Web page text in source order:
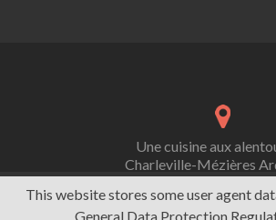
Une cuisine aux
Charleville-Mézières
France
This website stores some user agent
General Data Protection